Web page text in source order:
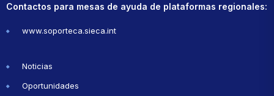
Contactos para mesas de ayuda de plataformas regionales:
www.soporteca.sieca.int
Noticias
Oportunidades